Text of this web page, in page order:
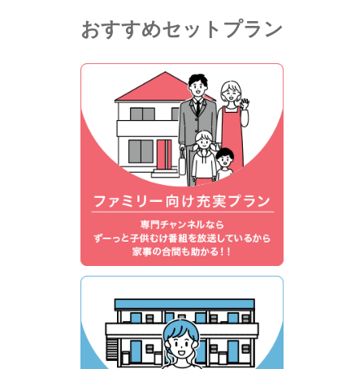
おすすめセットプラン